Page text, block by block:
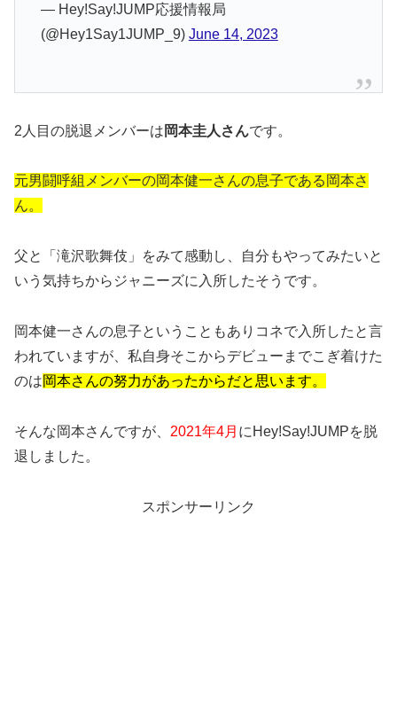
— Hey!Say!JUMP応援情報局
(@Hey1Say1JUMP_9) June 14, 2023
2人目の脱退メンバーは 岡本圭人さんです。
元男闘呼組メンバーの岡本健一さんの息子である岡本さ
ん。
父と「滝沢歌舞伎」をみて感動し、自分もやってみたいと
いう気持ちからジャニーズに入所したそうです。
岡本健一さんの息子ということもありコネで入所したと言
われていますが、私自身そこからデビューまでこぎ着けた
のは岡本さんの努力があったからだと思います。
そんな岡本さんですが、 2021年4月 にHey!Say!JUMPを脱
退しました。
スポンサーリンク